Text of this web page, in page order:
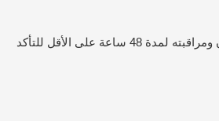
إعادة ملء الخزان ومراقبته لمدة 48 ساعة على الأقل للتأكد